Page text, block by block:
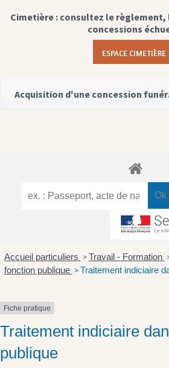
Cimetière : consultez le
concessions
ESPACE CIMETIÈRE
Acquisition d'une concession
Accueil particuliers > Travail - Formation
fonction publique > Traitement indiciaire
Fiche pratique
Traitement indiciaire
publique